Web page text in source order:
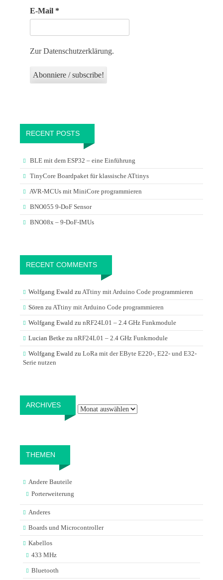
E-Mail *
Zur Datenschutzerklärung.
RECENT POSTS
BLE mit dem ESP32 – eine Einführung
TinyCore Boardpaket für klassische ATtinys
AVR-MCUs mit MiniCore programmieren
BNO055 9-DoF Sensor
BNO08x – 9-DoF-IMUs
RECENT COMMENTS
Wolfgang Ewald zu ATtiny mit Arduino Code programmieren
Sören zu ATtiny mit Arduino Code programmieren
Wolfgang Ewald zu nRF24L01 – 2.4 GHz Funkmodule
Lucian Betke zu nRF24L01 – 2.4 GHz Funkmodule
Wolfgang Ewald zu LoRa mit der EByte E220-, E22- und E32-
Serie nutzen
ARCHIVES
THEMEN
Andere Bauteile
Porterweiterung
Anderes
Boards und Microcontroller
Kabellos
433 MHz
Bluetooth